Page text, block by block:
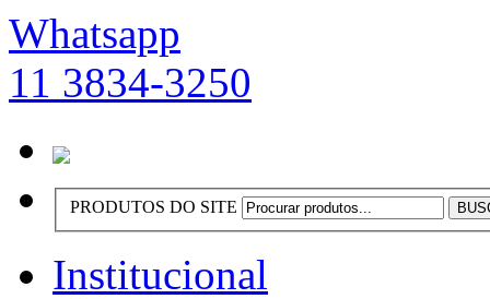
Whatsapp
11 3834-3250
PRODUTOS DO SITE
Institucional